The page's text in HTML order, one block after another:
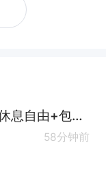
柔式技师（大竹可新手+8千起+休息自由+包吃住）
58分钟前